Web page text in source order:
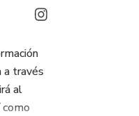
a través
al